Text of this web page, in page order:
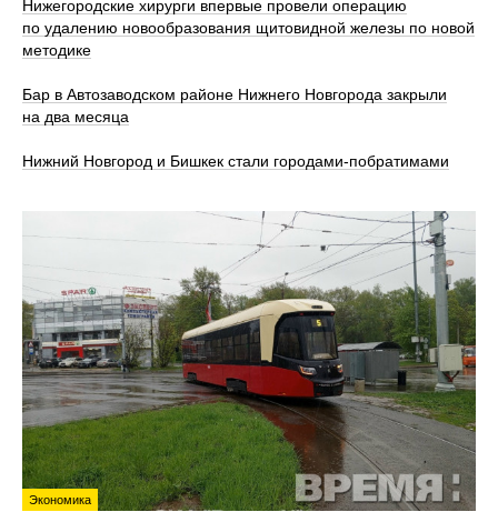
Нижегородские хирурги впервые провели операцию
по удалению новообразования щитовидной железы по новой
методике
Бар в Автозаводском районе Нижнего Новгорода закрыли
на два месяца
Нижний Новгород и Бишкек стали городами-побратимами
Экономика